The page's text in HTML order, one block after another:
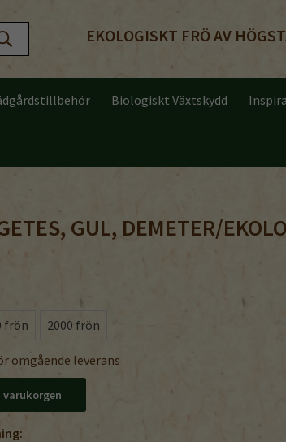
EKOLOGISKT FRÖ AV
Biologiskt Växtskydd
GUL, DEMETER/
frön 2000 frön
omgående leverans
varukorgen